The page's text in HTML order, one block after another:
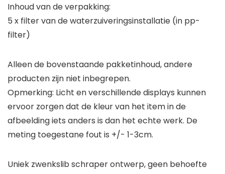
Inhoud van de verpakking:
5 x filter van de waterzuiveringsinstallatie (in pp-
filter)
Alleen de bovenstaande pakketinhoud, andere
producten zijn niet inbegrepen.
Opmerking: Licht en verschillende displays kunnen
ervoor zorgen dat de kleur van het item in de
afbeelding iets anders is dan het echte werk. De
meting toegestane fout is +/- 1-3cm.
Uniek zwenkslib schraper ontwerp, geen behoefte